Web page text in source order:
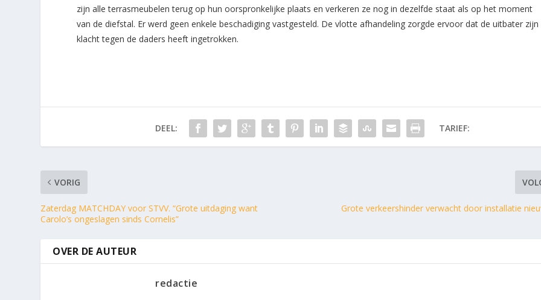
zijn alle terrasmeubelen terug op hun oorspronkelijke plaats en verkeren ze nog in dezelfde staat als op het moment
van de diefstal. Er werd geen enkele beschadiging vastgesteld. De vlotte afhandeling zorgde ervoor dat de uitbater zijn
klacht tegen de daders heeft ingetrokken.
DEEL: TARIEF:
VORIG
Zaterdag MATCHDAY voor STVV. “Grote uitdaging want
Carolo’s ongeslagen sinds Cornelis”
Grote verkeershinder verwacht door installatie
OVER DE AUTEUR
redactie